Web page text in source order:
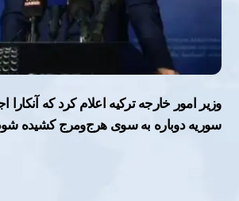
وزیر امور خارجه ترکیه اعلام کرد که آنکارا
سوریه دوباره به سوی هرج‌ومرج کشیده